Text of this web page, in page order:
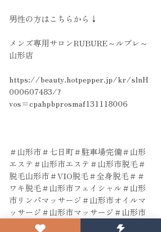
男性の方はこちらから↓
メンズ専用サロンRUBURE～ルブレ～
山形店
https://beauty.hotpepper.jp/kr/slnH
000607483/?
vos=cpahpbprosmaf131118006
＃山形市＃七日町＃駐車場完備＃山形
エステ＃山形市エステ＃山形市脱毛＃
脱毛山形市＃VIO脱毛＃全身脱毛＃＃
ワキ脱毛＃山形市フェイシャル＃山形
市リンパマッサージ＃山形市オイルマ
ッサージ＃山形市マッサージ＃山形市
痩身＃二の腕痩せ＃電磁パルス痩身＃